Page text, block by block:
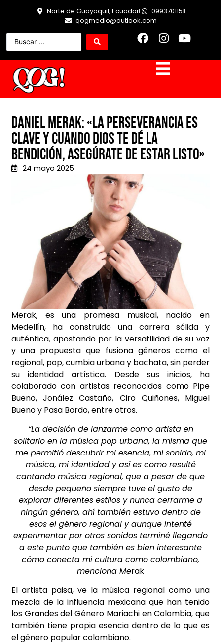
Norte de Guayaquil, Ecuador
0993701151
qogmedio@outlook.com
Daniel Merak: «La perseverancia es
clave y cuando Dios te dé la
bendición, asegúrate de estar listo»
24 mayo 2025
Merak, es una promesa musical, nacido en
Medellín, ha construido una carrera sólida y
auténtica, apostando por la versatilidad de su voz
y una propuesta que fusiona géneros como el
regional, pop, cumbia urbana y bachata, sin perder
su identidad artística. Desde sus inicios, ha
colaborado con artistas reconocidos como Pipe
Bueno, Jonález Castaño, Ciro Quiñones, Miguel
Bueno y Pasa Bordo, entre otros.
“La decisión de lanzarme como artista en
solitario en la música pop urbana, la misma que
me permitió descubrir mi esencia, mi sonido, mi
música, mi identidad y así es como resulté
cantando música regional, que a pesar de que
desde pequeño siempre tuve el gusto de
explorar diferentes estilos y nunca cerrarme a
ningún género, ahí también estuvo dentro de
esos el género regional y aunque intenté
experimentar por otros sonidos terminé llegando
a este punto que también es bien interesante
cómo conecta mi cultura como colombiano,
menciona Merak
El artista paisa, ve la música regional como una
mezcla de la influencia mexicana que han tenido
los Grandes del Género Mariachi en Colombia, que
también tiene propia esencia dentro de lo que es
el género popular colombiano.